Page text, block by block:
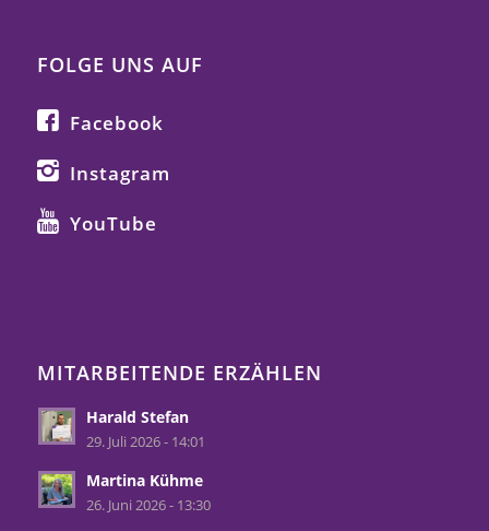
FOLGE UNS AUF
Facebook
Instagram
YouTube
MITARBEITENDE ERZÄHLEN
Harald Stefan
29. Juli 2026 - 14:01
Martina Kühme
26. Juni 2026 - 13:30